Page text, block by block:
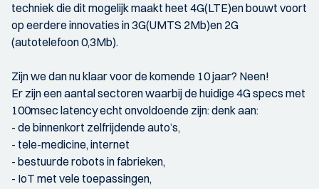
techniek die dit mogelijk maakt heet 4G(LTE)en bouwt voort
op eerdere innovaties in 3G(UMTS 2Mb)en 2G
(autotelefoon 0,3Mb).
Zijn we dan nu klaar voor de komende 10 jaar? Neen!
Er zijn een aantal sectoren waarbij de huidige 4G specs met
100msec latency echt onvoldoende zijn: denk aan:
- de binnenkort zelfrijdende auto’s,
- tele-medicine, internet
- bestuurde robots in fabrieken,
- IoT met vele toepassingen,